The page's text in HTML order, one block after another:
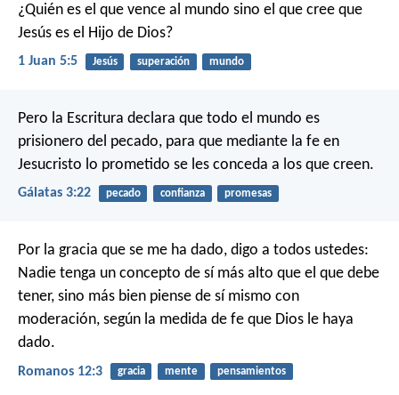
¿Quién es el que vence al mundo sino el que cree que
Jesús es el Hijo de Dios?
1 Juan 5:5 Jesús superación mundo
Pero la Escritura declara que todo el mundo es
prisionero del pecado, para que mediante la fe en
Jesucristo lo prometido se les conceda a los que creen.
Gálatas 3:22 pecado confianza promesas
Por la gracia que se me ha dado, digo a todos ustedes:
Nadie tenga un concepto de sí más alto que el que debe
tener, sino más bien piense de sí mismo con
moderación, según la medida de fe que Dios le haya
dado.
Romanos 12:3 gracia mente pensamientos